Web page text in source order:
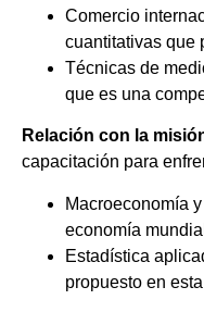
Comercio
cuantitativas que
Técnicas de
que es una
Relación con la
capacitación para
Macroeconomía
economía
Estadística
propuesto en